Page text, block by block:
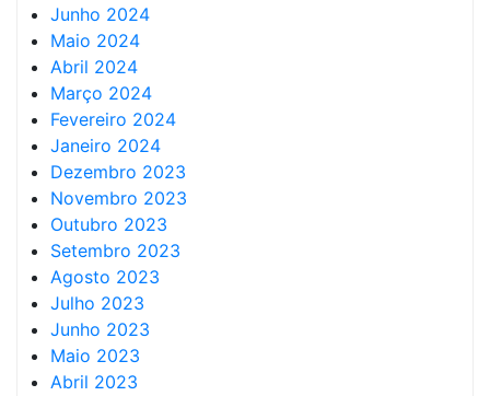
Junho 2024
Maio 2024
Abril 2024
Março 2024
Fevereiro 2024
Janeiro 2024
Dezembro 2023
Novembro 2023
Outubro 2023
Setembro 2023
Agosto 2023
Julho 2023
Junho 2023
Maio 2023
Abril 2023